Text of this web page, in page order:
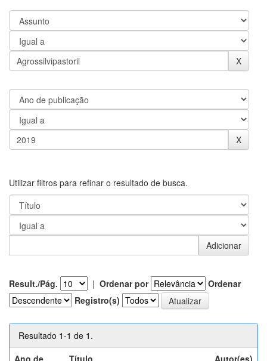
Utilizar filtros para refinar o resultado de busca.
Result./Pág. | Ordenar por
Ordenar
Registro(s)
Resultado 1-1 de 1.
Ano de
Título Autor(es)